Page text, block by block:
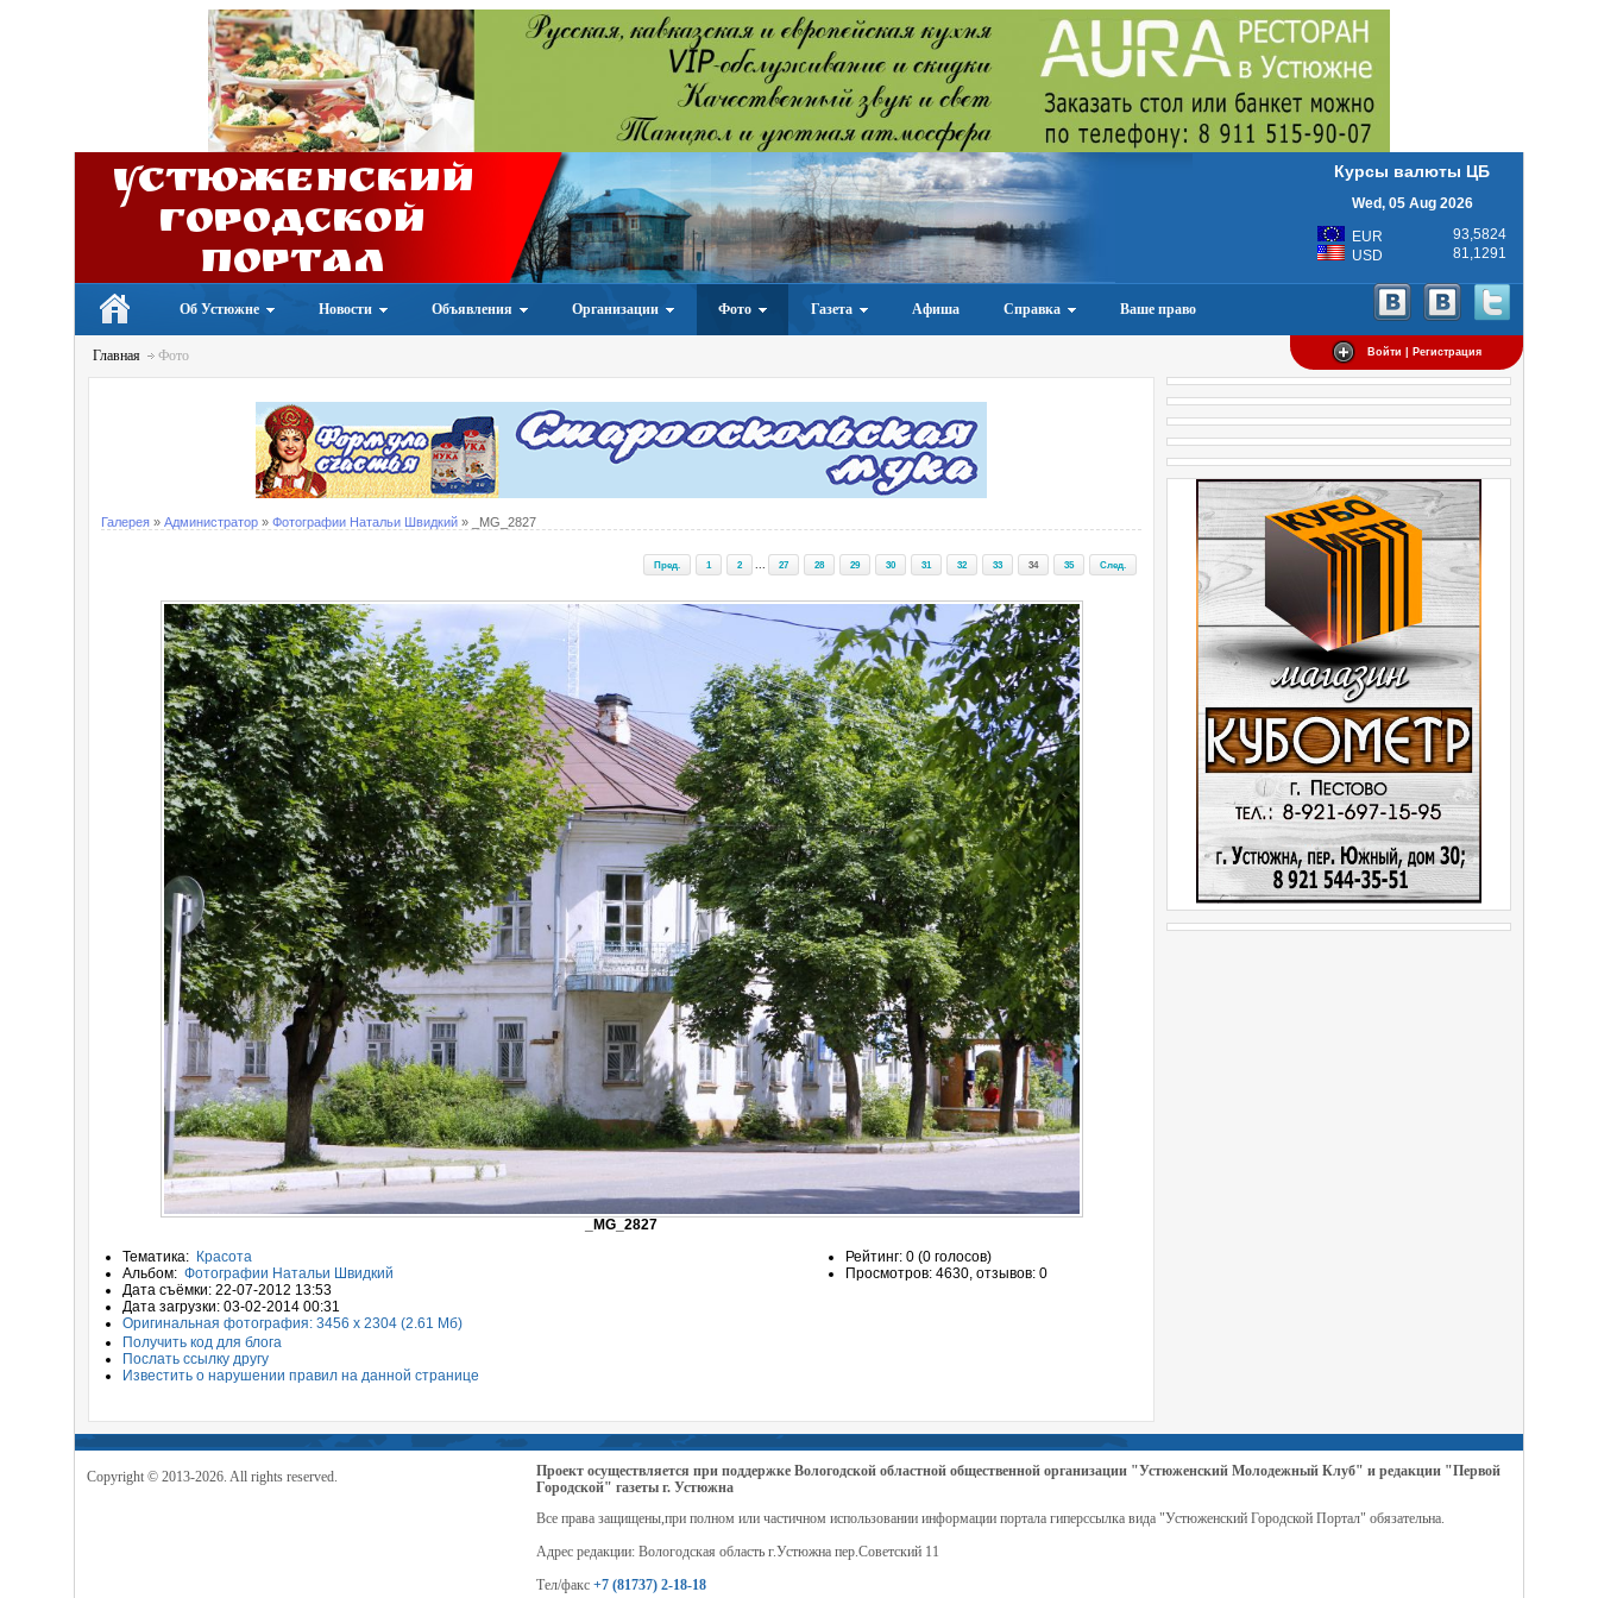
Устюженский
Городской
портал
Курсы валюты ЦБ
Wed, 05 Aug 2026
EUR
93,5824
USD
81,1291
Об Устюжне Новости Объявления Организации Фото Газета Афиша Справка Ваше право
Войти | Регистрация
Главная Фото
Галерея » Администратор » Фотографии Натальи Швидкий » _MG_2827
Пред. 1 2 ... 27 28 29 30 31 32 33 34 35 След.
_MG_2827
Тематика: Красота
Альбом: Фотографии Натальи Швидкий
Дата съёмки: 22-07-2012 13:53
Дата загрузки: 03-02-2014 00:31
Оригинальная фотография: 3456 x 2304 (2.61 Мб)
Рейтинг: 0 (0 голосов)
Просмотров: 4630, отзывов: 0
Получить код для блога
Послать ссылку другу
Известить о нарушении правил на данной странице
Copyright © 2013-2026. All rights reserved.
Проект осуществляется при поддержке Вологодской областной общественной организации "Устюженский Молодежный Клуб" и редакции "Первой
Городской" газеты г. Устюжна
Все права защищены,при полном или частичном использовании информации портала гиперссылка вида "Устюженский Городской Портал" обязательна.
Адрес редакции: Вологодская область г.Устюжна пер.Советский 11
Тел/факс +7 (81737) 2-18-18